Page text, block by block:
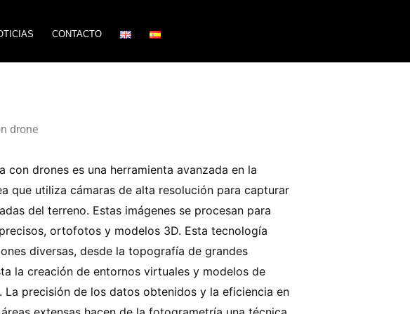
CONTACTO
drone
con drones es una herramienta avanzada en la
que utiliza cámaras de alta resolución para capturar
del terreno. Estas imágenes se procesan para
ortofotos y modelos 3D. Esta tecnología
diversas, desde la topografía de grandes
la creación de entornos virtuales y modelos de
La precisión de los datos obtenidos y la eficiencia en